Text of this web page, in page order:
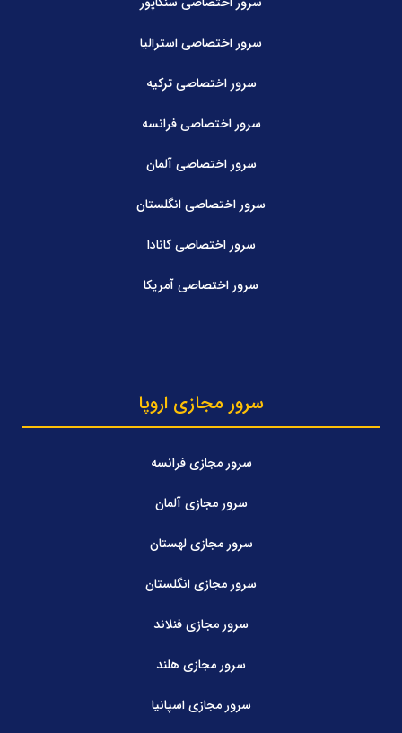
سرور اختصاصی استرالیا
سرور اختصاصی ترکیه
سرور اختصاصی فرانسه
سرور اختصاصی آلمان
سرور اختصاصی انگلستان
سرور اختصاصی کانادا
سرور اختصاصی آمریکا
سرور مجازی اروپا
سرور مجازی فرانسه
سرور مجازی آلمان
سرور مجازی لهستان
سرور مجازی انگلستان
سرور مجازی فنلاند
سرور مجازی هلند
سرور مجازی اسپانیا